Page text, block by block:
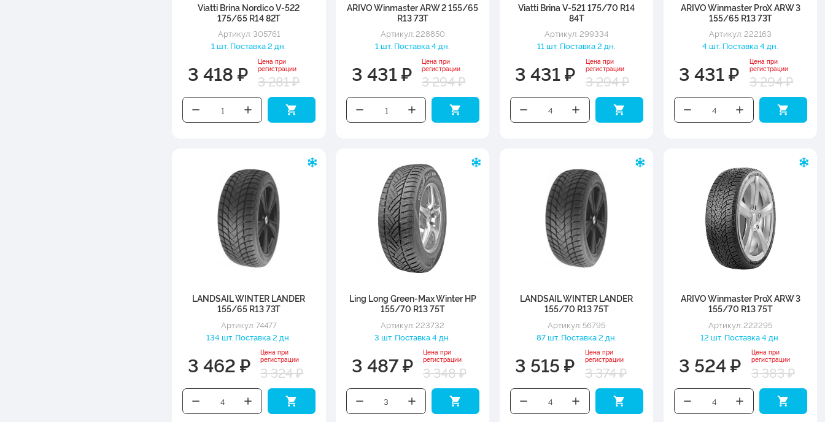
Viatti Brina Nordico V-522
175/65 R14 82T
Артикул: 305761
1 шт. Поставка 2 дн.
3 418 ₽
Цена при
регистрации
3 281 ₽
ARIVO Winmaster ARW 2 155/65
R13 73T
Артикул: 228850
1 шт. Поставка 4 дн.
3 431 ₽
Цена при
регистрации
3 294 ₽
Viatti Brina V-521 175/70 R14
84T
Артикул: 299334
11 шт. Поставка 2 дн.
3 431 ₽
Цена при
регистрации
3 294 ₽
ARIVO Winmaster ProX ARW 3
155/65 R13 73T
Артикул: 222163
4 шт. Поставка 4 дн.
3 431 ₽
Цена при
регистрации
3 294 ₽
LANDSAIL WINTER LANDER
155/65 R13 73T
Артикул: 74477
134 шт. Поставка 2 дн.
3 462 ₽
Цена при
регистрации
3 324 ₽
Ling Long Green-Max Winter HP
155/70 R13 75T
Артикул: 223732
3 шт. Поставка 4 дн.
3 487 ₽
Цена при
регистрации
3 348 ₽
LANDSAIL WINTER LANDER
155/70 R13 75T
Артикул: 56795
87 шт. Поставка 2 дн.
3 515 ₽
Цена при
регистрации
3 374 ₽
ARIVO Winmaster ProX ARW 3
155/70 R13 75T
Артикул: 222295
12 шт. Поставка 4 дн.
3 524 ₽
Цена при
регистрации
3 383 ₽